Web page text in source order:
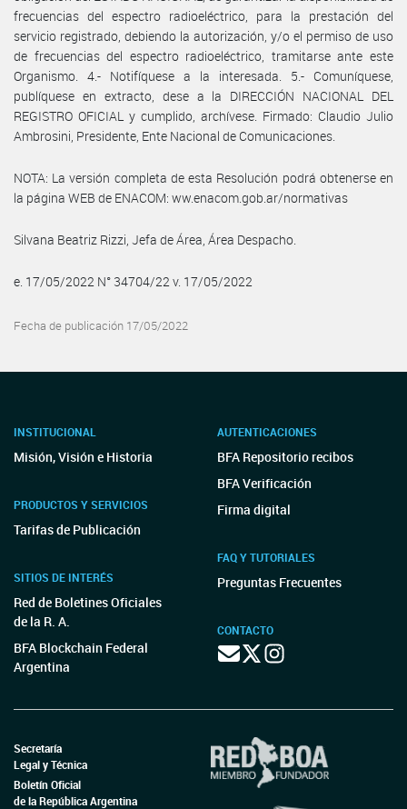
frecuencias del espectro radioeléctrico, para la prestación del
servicio registrado, debiendo la autorización, y/o el permiso de uso
de frecuencias del espectro radioeléctrico, tramitarse ante este
Organismo. 4.- Notifíquese a la interesada. 5.- Comuníquese,
publíquese en extracto, dese a la DIRECCIÓN NACIONAL DEL
REGISTRO OFICIAL y cumplido, archívese. Firmado: Claudio Julio
Ambrosini, Presidente, Ente Nacional de Comunicaciones.
NOTA: La versión completa de esta Resolución podrá obtenerse en
la página WEB de ENACOM: ww.enacom.gob.ar/normativas
Silvana Beatriz Rizzi, Jefa de Área, Área Despacho.
e. 17/05/2022 N° 34704/22 v. 17/05/2022
Fecha de publicación 17/05/2022
INSTITUCIONAL
Misión, Visión e Historia
PRODUCTOS Y SERVICIOS
Tarifas de Publicación
SITIOS DE INTERÉS
Red de Boletines Oficiales
de la R. A.
BFA Blockchain Federal
Argentina
AUTENTICACIONES
BFA Repositorio recibos
BFA Verificación
Firma digital
FAQ Y TUTORIALES
Preguntas Frecuentes
CONTACTO
Secretaría
Legal y Técnica
Boletín Oficial
de la República Argentina